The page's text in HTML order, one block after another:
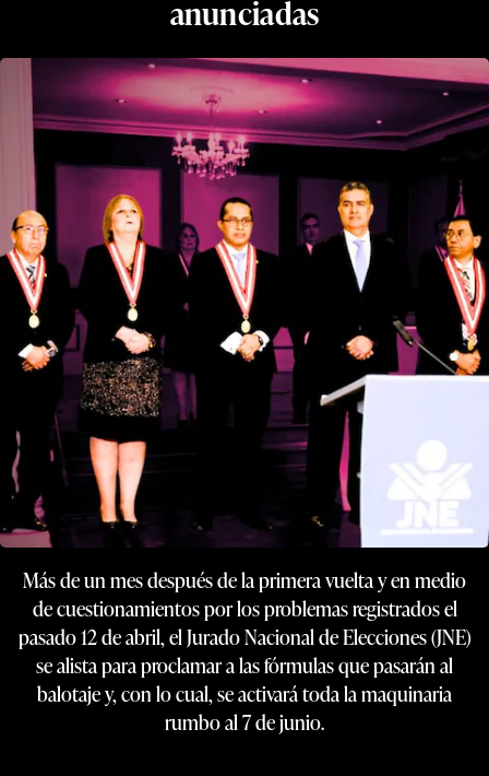
anunciadas
Más de un mes después de la primera vuelta y en medio
de cuestionamientos por los problemas registrados el
pasado 12 de abril, el Jurado Nacional de Elecciones (JNE)
se alista para proclamar a las fórmulas que pasarán al
balotaje y, con lo cual, se activará toda la maquinaria
rumbo al 7 de junio.